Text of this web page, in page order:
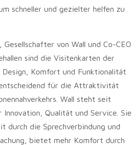
schneller und gezielter helfen zu
Gesellschafter von Wall und Co-CEO
sind die Visitenkarten der
Design, Komfort und Funktionalität
für die Attraktivität
Wall steht seit
Innovation, Qualität und Service. Sie
durch die Sprechverbindung und
bietet mehr Komfort durch